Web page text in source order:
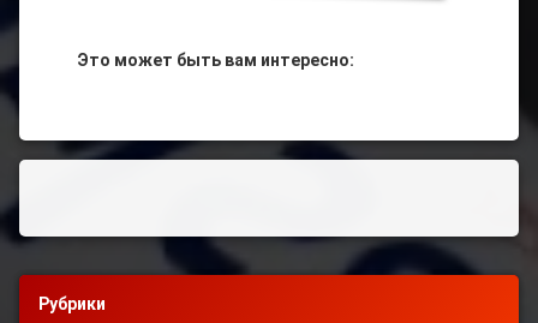
Это может быть вам интересно:
Рубрики